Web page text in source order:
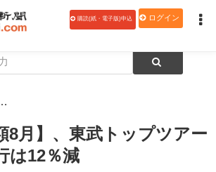
購読(紙・電子版)申込 ログイン
月別取扱額8月】、東武トップツアーズ、国内旅行
8月】、東武トップツアー
は12％減